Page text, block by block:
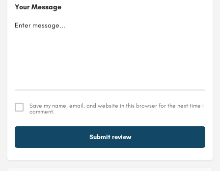
Your Message
Save my name, email, and website in this browser for the next time I
comment.
Submit review